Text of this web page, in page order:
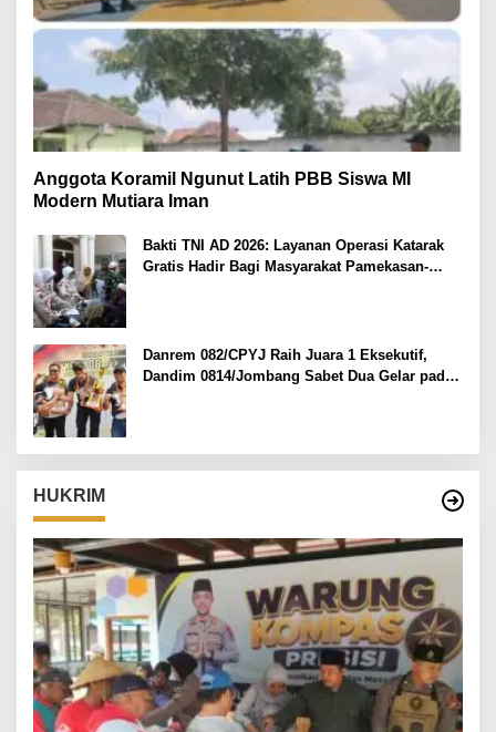
Anggota Koramil Ngunut Latih PBB Siswa MI
Modern Mutiara Iman
Bakti TNI AD 2026: Layanan Operasi Katarak
Gratis Hadir Bagi Masyarakat Pamekasan-
Danrem 082/CPYJ Raih Juara 1 Eksekutif,
Dandim 0814/Jombang Sabet Dua Gelar pada
HUKRIM